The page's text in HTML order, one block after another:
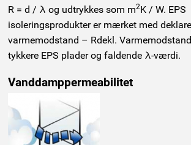
R = d / λ og udtrykkes som m2K / W. EPS
isoleringsprodukter er mærket med
varmemodstand – Rdekl.
tykkere EPS plader og faldende λ-værdi.
Vanddamppermeabilitet